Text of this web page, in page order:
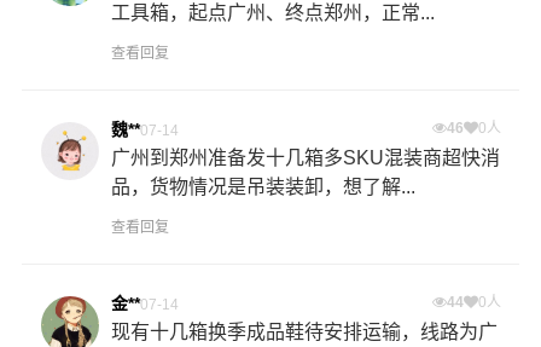
工具箱，起点广州、终点郑州，正常...
查看回复
魏**07-14 46 0人
广州到郑州准备发十几箱多SKU混装商超快消
品，货物情况是吊装装卸，想了解...
查看回复
金**07-14 44 0人
现有十几箱换季成品鞋待安排运输，线路为广